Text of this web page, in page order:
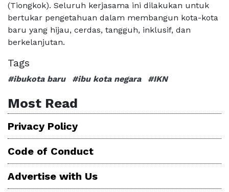
(Tiongkok). Seluruh kerjasama ini dilakukan untuk
bertukar pengetahuan dalam membangun kota-kota
baru yang hijau, cerdas, tangguh, inklusif, dan
berkelanjutan.
Tags
#ibukota baru #ibu kota negara #IKN
Most Read
Privacy Policy
Code of Conduct
Advertise with Us